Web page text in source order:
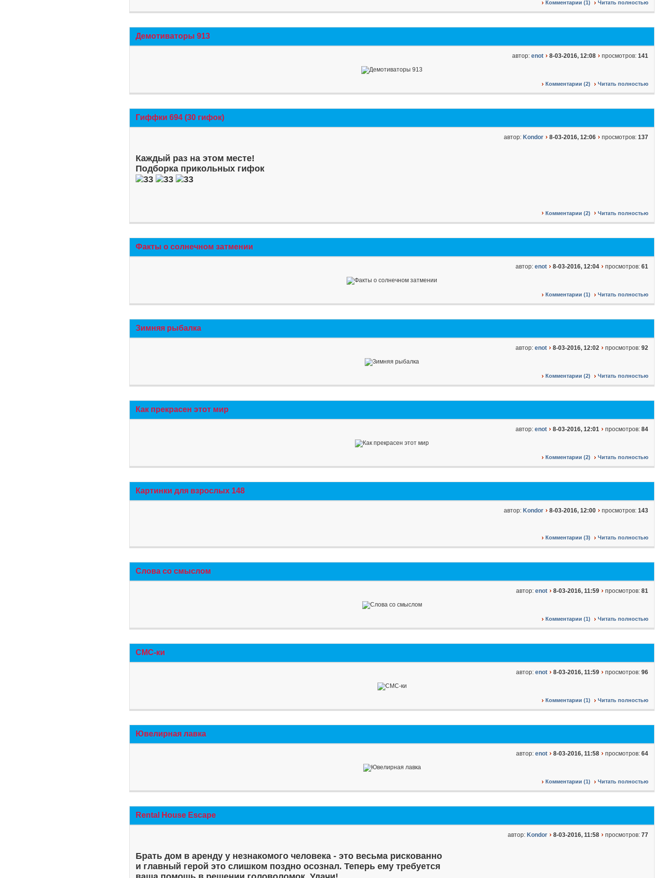
Комментарии (1) Читать полностью
Демотиваторы 913
автор: enot 8-03-2016, 12:08 просмотров: 141
Комментарии (2) Читать полностью
Гиффки 694 (30 гифок)
автор: Kondor 8-03-2016, 12:06 просмотров: 137
Каждый раз на этом месте!
Подборка прикольных гифок
Комментарии (2) Читать полностью
Факты о солнечном затмении
автор: enot 8-03-2016, 12:04 просмотров: 61
Комментарии (1) Читать полностью
Зимняя рыбалка
автор: enot 8-03-2016, 12:02 просмотров: 92
Комментарии (2) Читать полностью
Как прекрасен этот мир
автор: enot 8-03-2016, 12:01 просмотров: 84
Комментарии (2) Читать полностью
Картинки для взрослых 148
автор: Kondor 8-03-2016, 12:00 просмотров: 143
Комментарии (3) Читать полностью
Слова со смыслом
автор: enot 8-03-2016, 11:59 просмотров: 81
Комментарии (1) Читать полностью
СМС-ки
автор: enot 8-03-2016, 11:59 просмотров: 96
Комментарии (1) Читать полностью
Ювелирная лавка
автор: enot 8-03-2016, 11:58 просмотров: 64
Комментарии (1) Читать полностью
Rental House Escape
автор: Kondor 8-03-2016, 11:58 просмотров: 77
Брать дом в аренду у незнакомого человека - это весьма рискованно
и главный герой это слишком поздно осознал. Теперь ему требуется